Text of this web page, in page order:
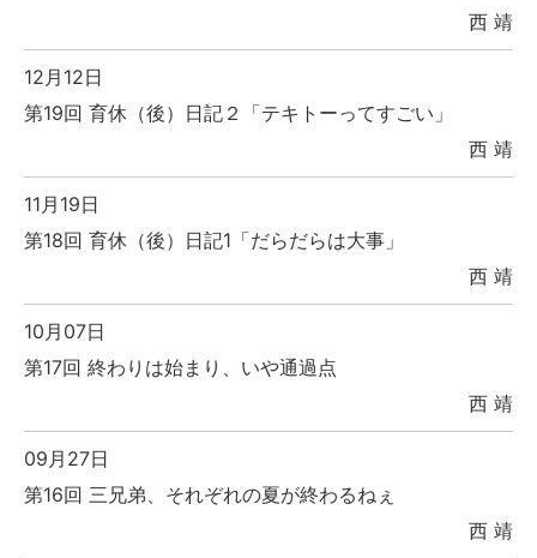
西 靖
12月12日
第19回 育休（後）日記２「テキトーってすごい」
西 靖
11月19日
第18回 育休（後）日記1「だらだらは大事」
西 靖
10月07日
第17回 終わりは始まり、いや通過点
西 靖
09月27日
第16回 三兄弟、それぞれの夏が終わるねぇ
西 靖